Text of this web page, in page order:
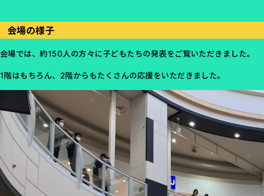
会場の様子
会場では、約150人の方々に子どもたちの発表をご覧いただきました。
1階はもちろん、2階からもたくさんの応援をいただきました。